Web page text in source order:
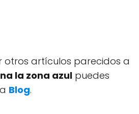
otros artículos parecidos a
la zona azul puedes
Blog.